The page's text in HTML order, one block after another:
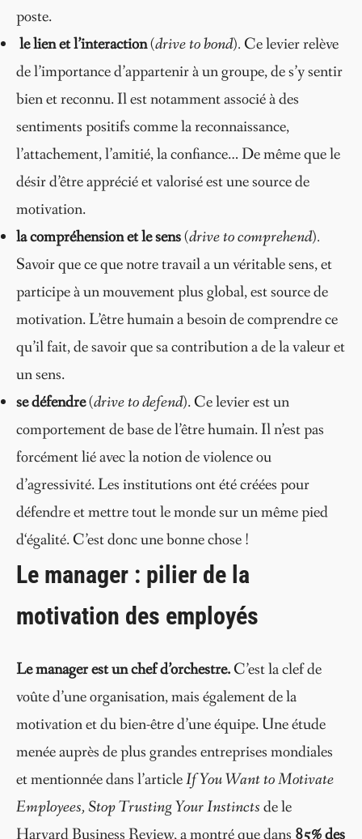
poste.
le lien et l’interaction(drive to bond).Ce levier relève
de l’importance d’appartenir à un groupe, de s’y sentir
bien et reconnu. Il est notamment associé à des
sentiments positifs comme la reconnaissance,
l’attachement, l’amitié, la confiance… De même que le
désir d’être apprécié et valorisé est une source de
motivation.
la compréhension et le sens(drive to comprehend).
Savoir que ce que notre travail a un véritable sens, et
participe à un mouvement plus global, est source de
motivation. L’être humain a besoin de comprendre ce
qu’il fait, de savoir que sa contribution a de la valeur et
un sens.
se défendre(drive to defend). Ce levier est un
comportement de base de l’être humain. Il n’est pas
forcément lié avec la notion de violence ou
d’agressivité. Les institutions ont été créées pour
défendre et mettre tout le monde sur un même pied
d‘égalité. C’est donc une bonne chose !
Le manager : pilier de la
motivation des employés
Le manager est un chef d’orchestre.C’est la clef de
voûte d’une organisation, mais également de la
motivation et du bien-être d’une équipe. Une étude
menée auprès de plus grandes entreprises mondiales
et mentionnée dans l’articleIf You Want to Motivate
Employees, Stop Trusting Your Instinctsde le